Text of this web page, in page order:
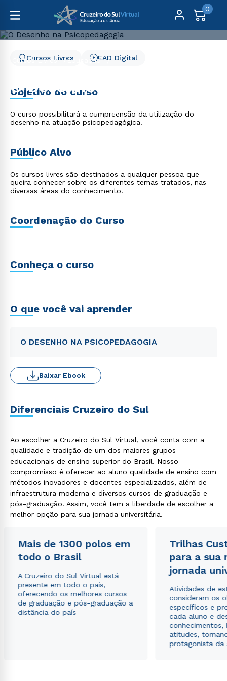
0
Cursos Livres
Educação
O Desenho na
Psicopedagogia
Cursos Livres EAD Digital
Objetivo do curso
O curso possibilitará a compreensão da utilização do
desenho na atuação psicopedagógica.
Público Alvo
Os cursos livres são destinados a qualquer pessoa que
queira conhecer sobre os diferentes temas tratados, nas
diversas áreas do conhecimento.
Coordenação do Curso
Conheça o curso
O que você vai aprender
O DESENHO NA PSICOPEDAGOGIA
Baixar Ebook
Diferenciais Cruzeiro do Sul
Ao escolher a Cruzeiro do Sul Virtual, você conta com a
qualidade e tradição de um dos maiores grupos
educacionais de ensino superior do Brasil. Nosso
compromisso é oferecer ao aluno qualidade de ensino com
métodos inovadores e docentes especializados, além de
infraestrutura moderna e diversos cursos de graduação e
pós-graduação. Assim, você tem a liberdade de escolher a
melhor opção para sua jornada universitária.
Mais de 1300 polos em
todo o Brasil
A Cruzeiro do Sul Virtual está
presente em todo o país,
oferecendo os melhores cursos
de graduação e pós-graduação a
distância do país
Trilhas
para a sua
jornada
Atividades de
consideram os
específicos e
cada aluno e
conhecimentos,
atitudes,
protagonista da